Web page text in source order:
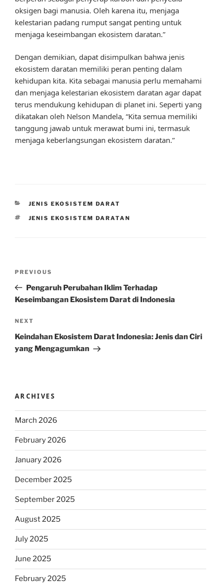
oksigen bagi manusia. Oleh karena itu, menjaga
kelestarian padang rumput sangat penting untuk
menjaga keseimbangan ekosistem daratan.”
Dengan demikian, dapat disimpulkan bahwa jenis
ekosistem daratan memiliki peran penting dalam
kehidupan kita. Kita sebagai manusia perlu memahami
dan menjaga kelestarian ekosistem daratan agar dapat
terus mendukung kehidupan di planet ini. Seperti yang
dikatakan oleh Nelson Mandela, “Kita semua memiliki
tanggung jawab untuk merawat bumi ini, termasuk
menjaga keberlangsungan ekosistem daratan.”
CATEGORIES
JENIS EKOSISTEM DARAT
TAGS
JENIS EKOSISTEM DARATAN
Previous
Post
PREVIOUS
Pengaruh Perubahan Iklim Terhadap
Keseimbangan Ekosistem Darat di Indonesia
Next
Post
NEXT
Keindahan Ekosistem Darat Indonesia: Jenis dan Ciri
yang Mengagumkan
ARCHIVES
March 2026
February 2026
January 2026
December 2025
September 2025
August 2025
July 2025
June 2025
February 2025